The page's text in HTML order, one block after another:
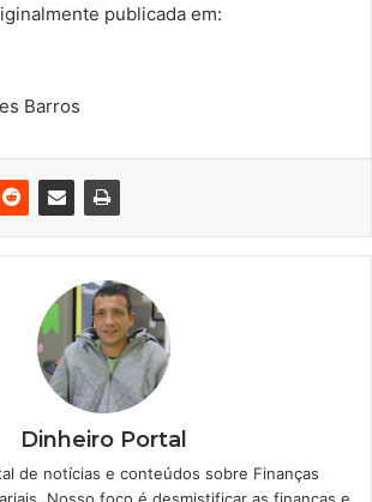
publicada em:
Barros
Dinheiro Portal
de notícias e conteúdos sobre Finanças